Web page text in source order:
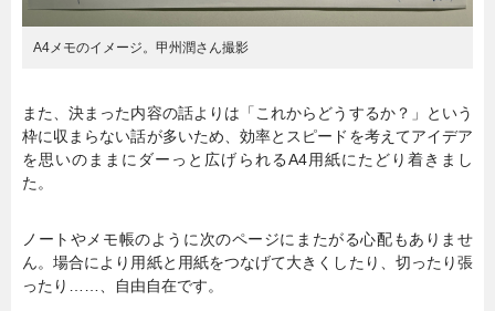
A4メモのイメージ。甲州潤さん撮影
また、決まった内容の話よりは「これからどうするか？」という
枠に収まらない話が多いため、効率とスピードを考えてアイデア
を思いのままにダーっと広げられるA4用紙にたどり着きまし
た。
ノートやメモ帳のように次のページにまたがる心配もありませ
ん。場合により用紙と用紙をつなげて大きくしたり、切ったり張
ったり……、自由自在です。